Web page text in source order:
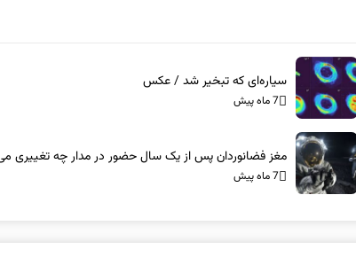
سیاره‌ای که تبخیر شد / عکس
7 ماه پیش
مغز فضانوردان پس از یک سال حضور در مدار چه تغییری
7 ماه پیش